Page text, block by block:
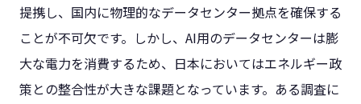
提携し、国内に物理的なデータセンター拠点を確保する
ことが不可欠です。しかし、AI用のデータセンターは膨
大な電力を消費するため、日本においてはエネルギー政
策との整合性が大きな課題となっています。ある調査に